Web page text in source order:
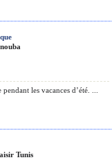
les vacances d’été. ...
Tunis